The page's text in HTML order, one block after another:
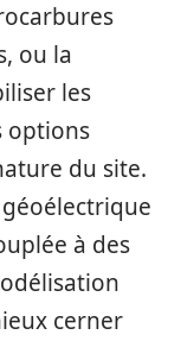
ou la
les
options
du site.
à des
cerner